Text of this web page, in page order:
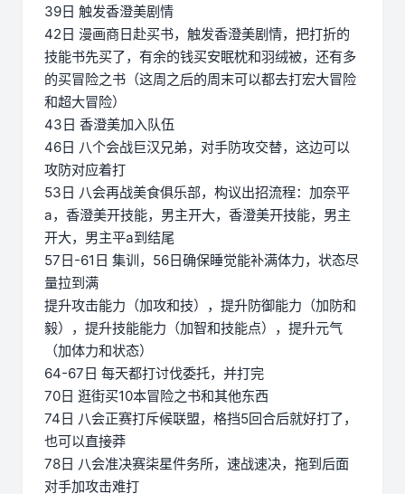
39日 触发香澄美剧情
42日 漫画商日赴买书，触发香澄美剧情，把打折的
技能书先买了，有余的钱买安眠枕和羽绒被，还有多
的买冒险之书（这周之后的周末可以都去打宏大冒险
和超大冒险）
43日 香澄美加入队伍
46日 八个会战巨汉兄弟，对手防攻交替，这边可以
攻防对应着打
53日 八会再战美食俱乐部，构议出招流程：加奈平
a，香澄美开技能，男主开大，香澄美开技能，男主
开大，男主平a到结尾
57日-61日 集训，56日确保睡觉能补满体力，状态尽
量拉到满
提升攻击能力（加攻和技），提升防御能力（加防和
毅），提升技能能力（加智和技能点），提升元气
（加体力和状态）
64-67日 每天都打讨伐委托，并打完
70日 逛街买10本冒险之书和其他东西
74日 八会正赛打斥候联盟，格挡5回合后就好打了，
也可以直接莽
78日 八会准决赛柒星件务所，速战速决，拖到后面
对手加攻击难打